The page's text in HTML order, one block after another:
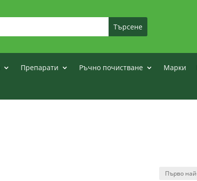
Препарати Ръчно почистване Марки